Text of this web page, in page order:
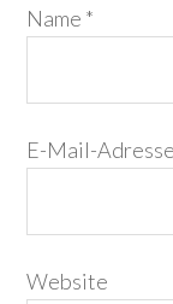
Name *
E-Mail-Adresse
Website